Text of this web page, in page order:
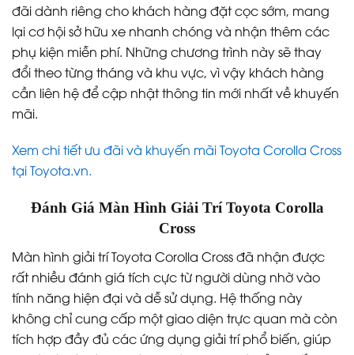
đãi dành riêng cho khách hàng đặt cọc sớm, mang
lại cơ hội sở hữu xe nhanh chóng và nhận thêm các
phụ kiện miễn phí. Những chương trình này sẽ thay
đổi theo từng tháng và khu vực, vì vậy khách hàng
cần liên hệ để cập nhật thông tin mới nhất về khuyến
mãi.
Xem chi tiết ưu đãi và khuyến mãi Toyota Corolla Cross
tại Toyota.vn.
Đánh Giá Màn Hình Giải Trí Toyota Corolla
Cross
Màn hình giải trí Toyota Corolla Cross đã nhận được
rất nhiều đánh giá tích cực từ người dùng nhờ vào
tính năng hiện đại và dễ sử dụng. Hệ thống này
không chỉ cung cấp một giao diện trực quan mà còn
tích hợp đầy đủ các ứng dụng giải trí phổ biến, giúp